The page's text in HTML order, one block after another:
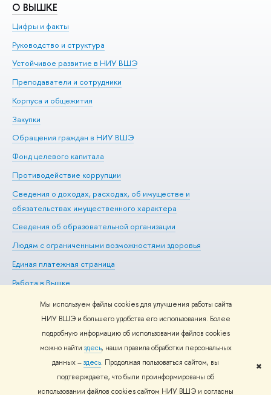
Мы используем файлы cookies для улучшения работы сайта
НИУ ВШЭ и большего удобства его использования. Более
подробную информацию об использовании файлов cookies
можно найти здесь, наши правила обработки персональных
данных –здесь. Продолжая пользоваться сайтом, вы
подтверждаете, что были проинформированы об
использовании файлов cookies сайтом НИУ ВШЭ и согласны
✖
О ВЫШКЕ
Цифры и факты
Руководство и структура
Устойчивое развитие в НИУ ВШЭ
Преподаватели и сотрудники
Корпуса и общежития
Закупки
Обращения граждан в НИУ ВШЭ
Фонд целевого капитала
Противодействие коррупции
Сведения о доходах, расходах, об имуществе и
обязательствах имущественного характера
Сведения об образовательной организации
Людям с ограниченными возможностями здоровья
Единая платежная страница
Работа в Вышке
Редактору
© НИУ ВШЭ 1993–2026 Адреса и контакты Условия
использования материалов Политика конфиденциальности
Карта